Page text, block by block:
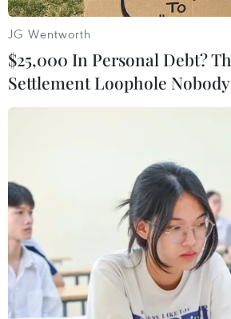
Xe chở đá đâm vào xe buýt,
Ít nhất 21 người thiệt mạng và 13
một vụ va chạm liên hoàn giữa xe
cứu thương xảy ra tại bang Espirito
Nam nước này.
JG Wentworth
$25,000 In Personal Debt?
Settlement Loophole